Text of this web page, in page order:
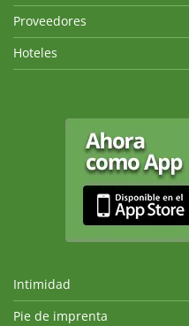
Proveedores
Hoteles
Intimidad
Pie de imprenta